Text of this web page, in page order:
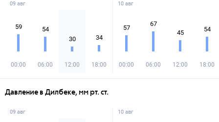
09 авг
59
00:00
54
06:00
30
12:00
34
18:00
10 авг
57
00:00
67
06:00
45
12:00
54
18:00
Давление в Дилбеке, мм рт. ст.
09 авг 10 авг